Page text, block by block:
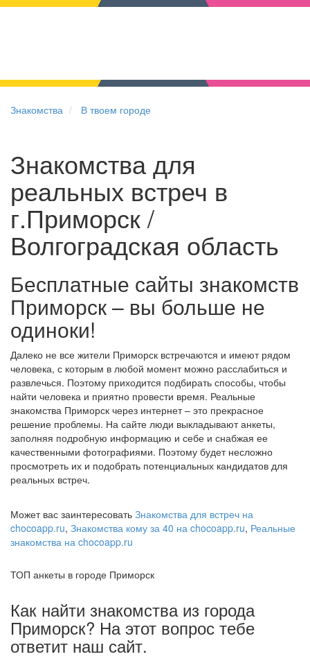
Знакомства В твоем городе
Знакомства для
реальных встреч в
г.Приморск /
Волгоградская область
Бесплатные сайты знакомств
Приморск – вы больше не
одиноки!
Далеко не все жители Приморск встречаются и имеют рядом
человека, с которым в любой момент можно расслабиться и
развлечься. Поэтому приходится подбирать способы, чтобы
найти человека и приятно провести время. Реальные
знакомства Приморск через интернет – это прекрасное
решение проблемы. На сайте люди выкладывают анкеты,
заполняя подробную информацию и себе и снабжая ее
качественными фотографиями. Поэтому будет несложно
просмотреть их и подобрать потенциальных кандидатов для
реальных встреч.
Может вас заинтересовать Знакомства для встреч на
chocoapp.ru, Знакомства кому за 40 на chocoapp.ru, Реальные
знакомства на chocoapp.ru
ТОП анкеты в городе Приморск
Как найти знакомства из города
Приморск? На этот вопрос тебе
ответит наш сайт.